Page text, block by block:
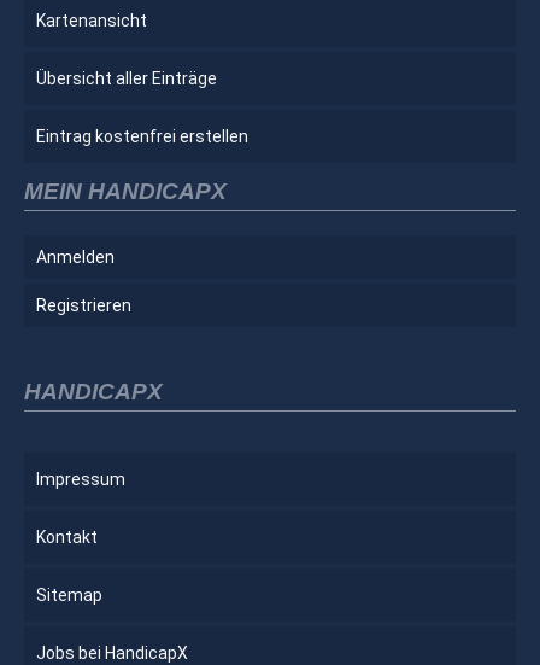
Kartenansicht
Übersicht aller Einträge
Eintrag kostenfrei erstellen
MEIN HANDICAPX
Anmelden
Registrieren
HANDICAPX
Impressum
Kontakt
Sitemap
Jobs bei HandicapX